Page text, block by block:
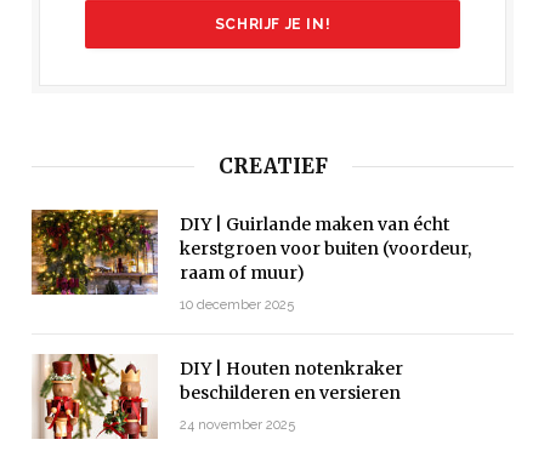
CREATIEF
DIY | Guirlande maken van écht
kerstgroen voor buiten (voordeur,
raam of muur)
10 december 2025
DIY | Houten notenkraker
beschilderen en versieren
24 november 2025